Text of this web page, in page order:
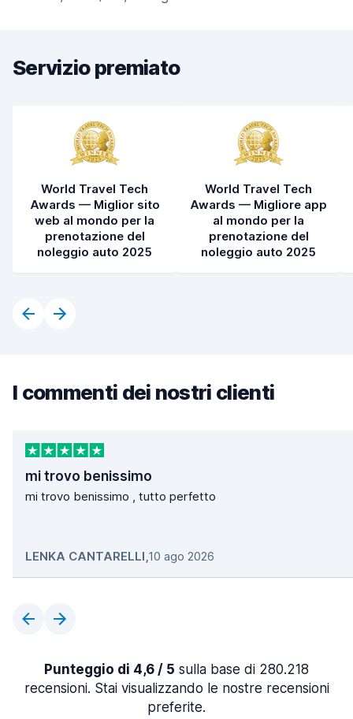
Servizio premiato
World Travel Tech
Awards — Miglior sito
web al mondo per la
prenotazione del
noleggio auto 2025
World Travel Tech
Awards — Migliore app
al mondo per la
prenotazione del
noleggio auto 2025
I commenti dei nostri clienti
mi trovo benissimo
mi trovo benissimo , tutto perfetto
LENKA CANTARELLI,10 ago 2026
Punteggio di 4,6 / 5 sulla base di 280.218
recensioni. Stai visualizzando le nostre recensioni
preferite.